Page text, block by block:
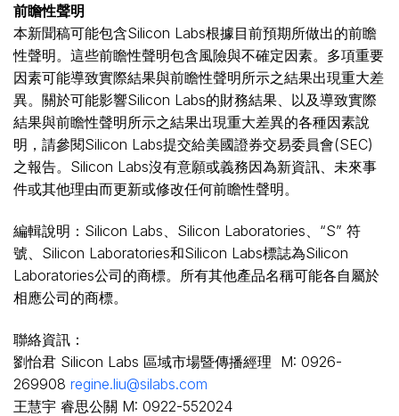
前瞻性聲明
本新聞稿可能包含Silicon Labs根據目前預期所做出的前瞻
性聲明。這些前瞻性聲明包含風險與不確定因素。多項重要
因素可能導致實際結果與前瞻性聲明所示之結果出現重大差
異。關於可能影響Silicon Labs的財務結果、以及導致實際
結果與前瞻性聲明所示之結果出現重大差異的各種因素說
明，請參閱Silicon Labs提交給美國證券交易委員會(SEC)
之報告。Silicon Labs沒有意願或義務因為新資訊、未來事
件或其他理由而更新或修改任何前瞻性聲明。
編輯說明：Silicon Labs、Silicon Laboratories、“S” 符
號、Silicon Laboratories和Silicon Labs標誌為Silicon
Laboratories公司的商標。所有其他產品名稱可能各自屬於
相應公司的商標。
聯絡資訊：
劉怡君 Silicon Labs 區域市場暨傳播經理 M: 0926-
269908 regine.liu@silabs.com
王慧宇 睿思公關 M: 0922-552024